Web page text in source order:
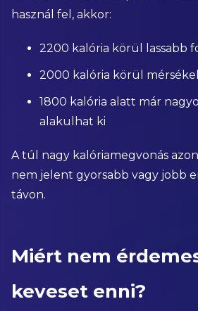
használ fel, akkor:
2200 kalória körül lassabb
2000 kalória körül
1800 kalória alatt már
alakulhat ki
A túl nagy kalóriamegvonás
nem jelent gyorsabb vagy jobb
távon.
Miért nem
keveset enni?